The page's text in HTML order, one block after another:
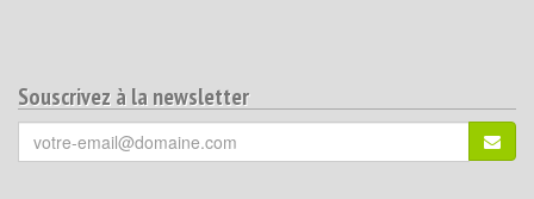
Souscrivez à la newsletter
Votre
email